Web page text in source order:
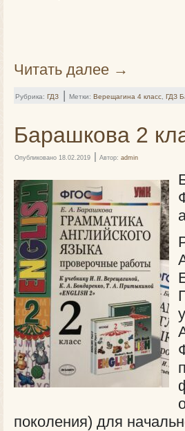
Читать далее →
Рубрика: ГДЗ | Метки: Верещагина 4 класс ГДЗ
Барашкова 2
Опубликовано 18.02.2019 | Автор: admin
поколения) для